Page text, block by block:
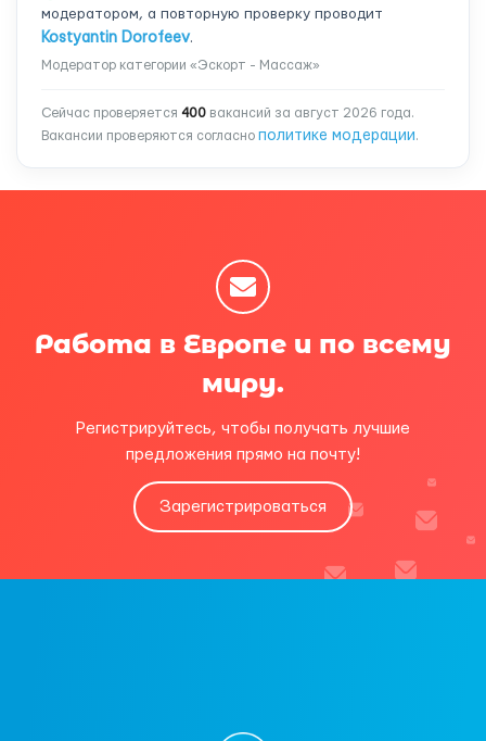
модератором, а повторную проверку проводит
Kostyantin Dorofeev.
Модератор категории «Эскорт - Массаж»
Сейчас проверяется 400 вакансий за август 2026 года.
Вакансии проверяются согласно политике модерации.
Работа в Европе и по всему
миру.
Регистрируйтесь, чтобы получать лучшие
предложения прямо на почту!
Зарегистрироваться